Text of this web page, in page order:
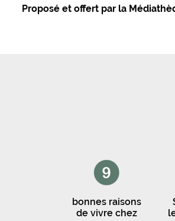
Proposé et offert par la
bonnes raisons
de vivre chez